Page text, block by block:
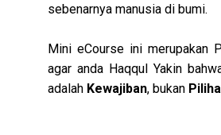
sebenarnya manusia di bumi.
Mini eCourse ini merupakan
agar anda Haqqul Yakin
adalah Kewajiban, bukan